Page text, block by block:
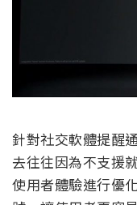
針對社交軟體提醒
去往往因為不支援
使用者體驗進行優